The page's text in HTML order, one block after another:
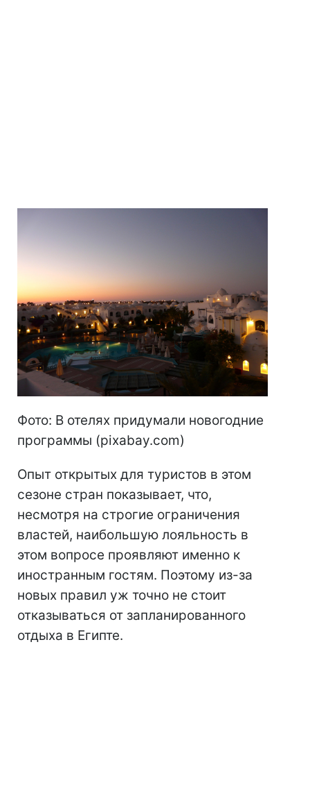
Фото: В отелях придумали новогодние
программы (pixabay.com)
Опыт открытых для туристов в этом
сезоне стран показывает, что,
несмотря на строгие ограничения
властей, наибольшую лояльность в
этом вопросе проявляют именно к
иностранным гостям. Поэтому из-за
новых правил уж точно не стоит
отказываться от запланированного
отдыха в Египте.